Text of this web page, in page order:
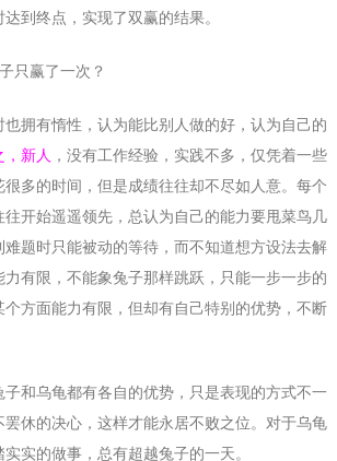
到终点，实现了双赢的结果。
也拥有惰性，认为能比别人做的好，认为自己的
新人 ，没有工作经验，实践不多，仅凭着一些
多的时间，但是成绩往往却不尽如人意。每个
开始遥遥领先，总认为自己的能力要甩菜鸟几
题时只能被动的等待，而不知道想方设法去解
有限，不能象兔子那样跳跃，只能一步一步的
方面能力有限，但却有自己特别的优势，不断
和乌龟都有各自的优势，只是表现的方式不一
休的决心，这样才能永居不败之位。对于乌龟
实的做事，总有超越兔子的一天。